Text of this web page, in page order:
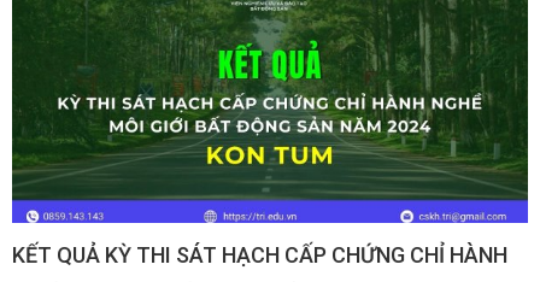
KẾT QUẢ KỲ THI SÁT HẠCH CẤP CHỨNG CHỈ HÀNH